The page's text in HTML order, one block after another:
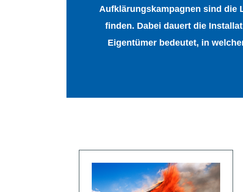
Aufklärungskampagnen sind die
finden. Dabei dauert die
Eigentümer bedeutet, in